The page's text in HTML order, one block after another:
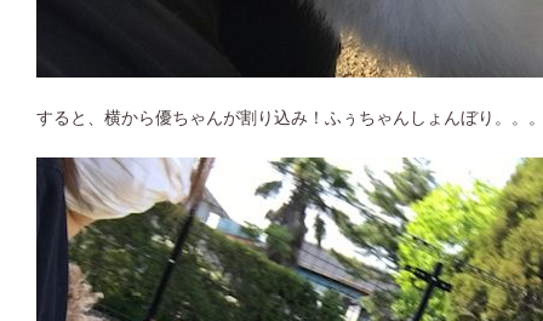
すると、横から優ちゃんが割り込み！ふぅちゃんしょんぼり。。